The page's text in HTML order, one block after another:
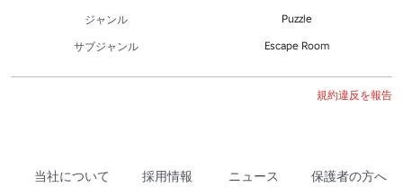
ジャンル
Puzzle
サブジャンル Escape Room
規約違反を報告
当社について 採用情報 ニュース 保護者の方へ